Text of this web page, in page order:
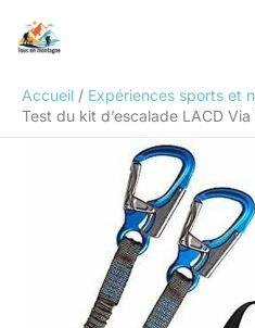
Accueil
Expériences sports et
Test du kit d’escalade LACD